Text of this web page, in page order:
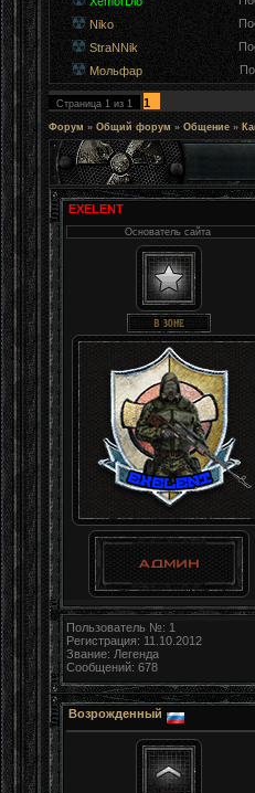
Niko
StraNNik
Мольфар
Страница 1 из 1 1
Форум » Общий форум » Общение »
EXELENT
Основатель сайта
Пользователь №: 1
Регистрация: 11.10.2012
Звание: Легенда
Сообщений: 678
Возрожденный